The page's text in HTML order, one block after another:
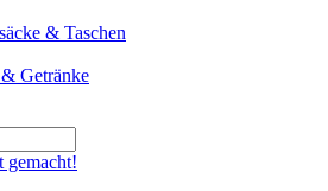
& Taschen
Getränke
gemacht!